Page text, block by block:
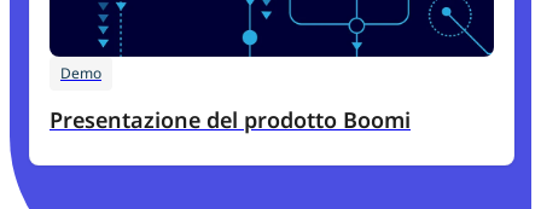
Demo
Presentazione del prodotto Boomi